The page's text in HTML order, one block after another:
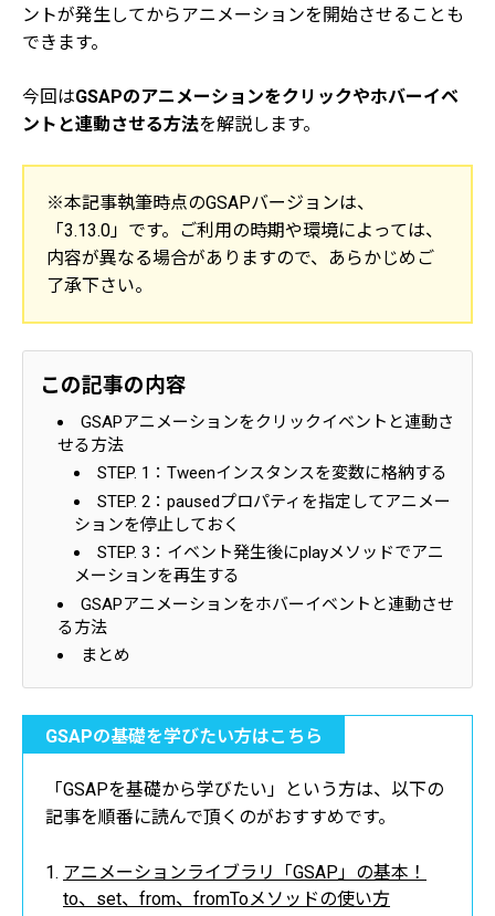
ントが発生してからアニメーションを開始させることも
できます。
今回はGSAPのアニメーションをクリックやホバーイベ
ントと連動させる方法を解説します。
※本記事執筆時点のGSAPバージョンは、
「3.13.0」です。ご利用の時期や環境によっては、
内容が異なる場合がありますので、あらかじめご
了承下さい。
この記事の内容
GSAPアニメーションをクリックイベントと連動さ
せる方法
STEP. 1：Tweenインスタンスを変数に格納する
STEP. 2：pausedプロパティを指定してアニメー
ションを停止しておく
STEP. 3：イベント発生後にplayメソッドでアニ
メーションを再生する
GSAPアニメーションをホバーイベントと連動させ
る方法
まとめ
GSAPの基礎を学びたい方はこちら
「GSAPを基礎から学びたい」という方は、以下の
記事を順番に読んで頂くのがおすすめです。
アニメーションライブラリ「GSAP」の基本！
to、set、from、fromToメソッドの使い方